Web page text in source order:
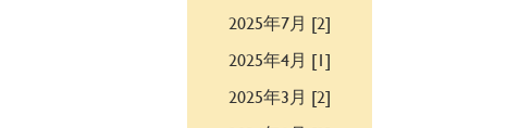
2025年7月 [2]
2025年4月 [1]
2025年3月 [2]